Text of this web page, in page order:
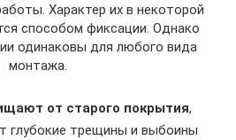
Характер их в некоторой
способом фиксации. Однако
одинаковы для любого вида
монтажа.
от старого покрытия,
глубокие трещины и выбоины